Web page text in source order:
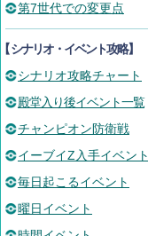
第7世代での変更点
シナリオ・イベント攻略】
シナリオ攻略チャート
殿堂入り後イベント一覧
チャンピオン防衛戦
イーブイZ入手イベント
毎日起こるイベント
曜日イベント